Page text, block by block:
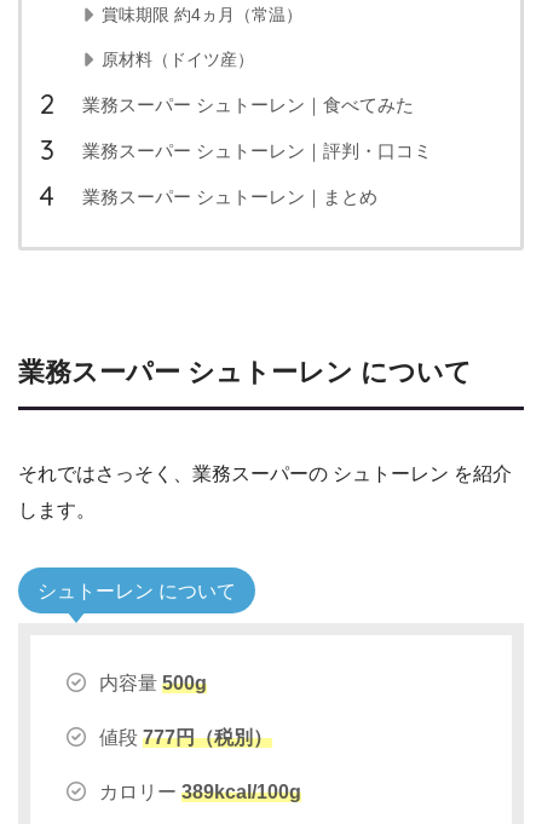
賞味期限 約4ヵ月（常温）
原材料（ドイツ産）
業務スーパー シュトーレン｜食べてみた
業務スーパー シュトーレン｜評判・口コミ
業務スーパー シュトーレン｜まとめ
業務スーパー シュトーレン について
それではさっそく、業務スーパーの シュトーレン を紹介
します。
シュトーレン について
内容量 500g
値段 777円（税別）
カロリー 389kcal/100g